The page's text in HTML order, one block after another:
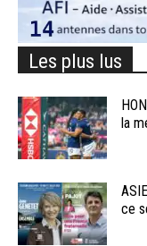
Les plus lus
la
ce